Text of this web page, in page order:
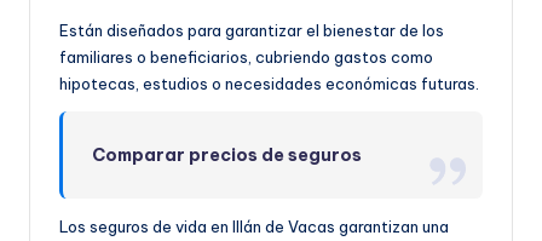
Están diseñados para garantizar el bienestar de los
familiares o beneficiarios, cubriendo gastos como
hipotecas, estudios o necesidades económicas futuras.
Comparar precios de seguros
Los seguros de vida en Illán de Vacas garantizan una